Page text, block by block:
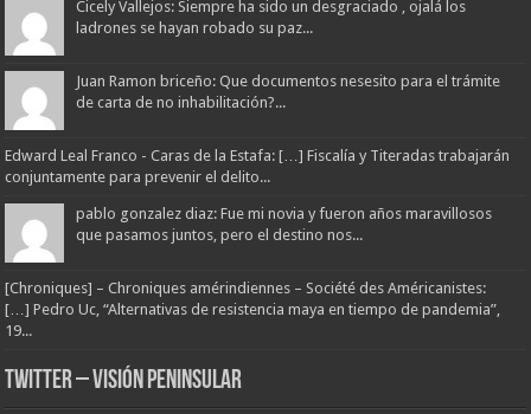
Cicely Vallejos: Siempre ha sido un desgraciado , ojalá los
ladrones se hayan robado su paz...
Juan Ramon briceño: Que documentos nesesito para el trámite
de carta de no inhabilitación?...
Edward Leal Franco - Caras de la Estafa: […] Fiscalía y Titeradas trabajarán
conjuntamente para prevenir el delito...
pablo gonzalez diaz: Fue mi novia y fueron años maravillosos
que pasamos juntos, pero el destino nos...
[Chroniques] – Chroniques amérindiennes – Société des Américanistes:
[…] Pedro Uc, “Alternativas de resistencia maya en tiempo de pandemia”,
19...
Twitter – Visión Peninsular